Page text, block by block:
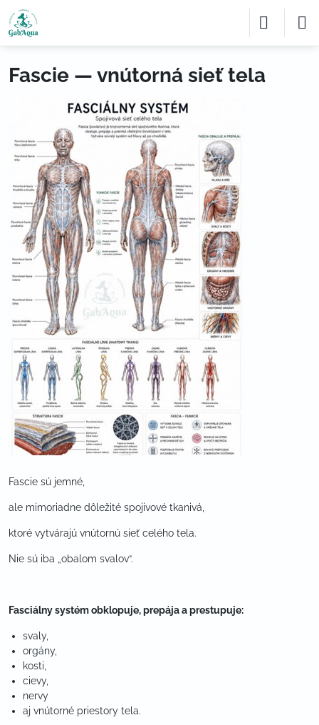
Fascie — vnútorná sieť tela
Fascie sú jemné,
ale mimoriadne dôležité spojivové tkanivá,
ktoré vytvárajú vnútornú sieť celého tela.
Nie sú iba „obalom svalov“.
Fasciálny systém obklopuje, prepája a prestupuje:
svaly,
orgány,
kosti,
cievy,
nervy
aj vnútorné priestory tela.